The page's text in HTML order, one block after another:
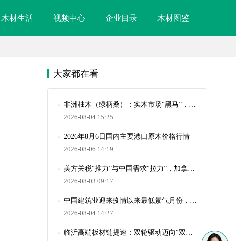
木材生活 视频中心 企业目录 木材图鉴
大家都在看
非洲柚木（绿柄桑）：实木市场“黑马”，高性价比装修新宠
2026-08-04 15:25
2026年8月6日国内主要港口原木价格行情
2026-08-06 14:19
美方关税“推力”与中国需求“拉力”，加拿大对华出口同比增长10.8%
2026-08-03 09:17
中国建筑业迎来疫情以来最低景气月份，全球原木贸易承压
2026-08-04 14:27
临沂高端板材链提速：双轮驱动迈向“双千亿”